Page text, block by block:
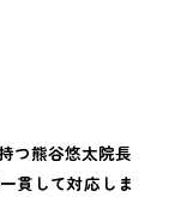
つ熊谷悠太院長
貫して対応しま